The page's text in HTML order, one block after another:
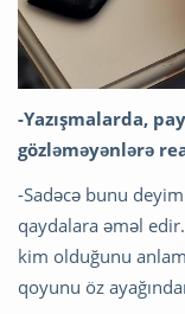
-Yazışmalarda,
gözləməyənlərə
-Sadəcə bunu
qaydalara əməl
kim olduğunu
qoyunu öz